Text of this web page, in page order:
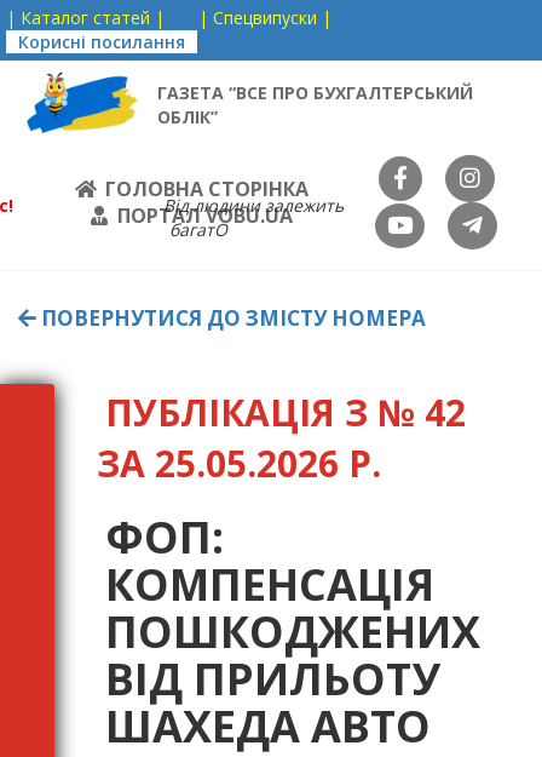
| Каталог статей |
| Спецвипуски |
Корисні посилання
ГАЗЕТА “ВСЕ ПРО БУХГАЛТЕРСЬКИЙ
ОБЛІК”
ГОЛОВНА СТОРІНКА
ПОРТАЛ VOBU.UA
Від людини залежить
багатО
ПОВЕРНУТИСЯ ДО ЗМІСТУ НОМЕРА
ПУБЛІКАЦІЯ З № 42
ЗА 25.05.2026 Р.
ФОП:
КОМПЕНСАЦІЯ
ПОШКОДЖЕНИХ
ВІД ПРИЛЬОТУ
ШАХЕДА АВТО